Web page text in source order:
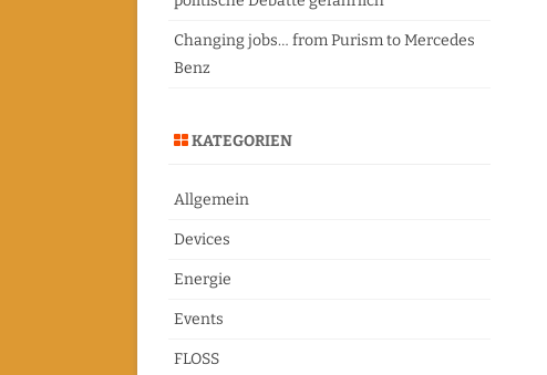
Changing jobs… from Purism to Mercedes
Benz
KATEGORIEN
Allgemein
Devices
Energie
Events
FLOSS